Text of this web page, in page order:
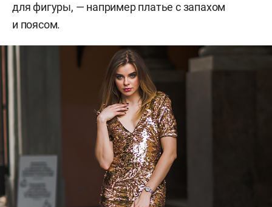
для фигуры, — например платье с запахом
и поясом.